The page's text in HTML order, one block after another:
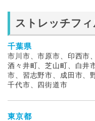
ストレッチフ
千葉県
市川市、市原市、印西市
酒々井町、芝山町、白井
市、習志野市、成田市、
千代市、四街道市
東京都